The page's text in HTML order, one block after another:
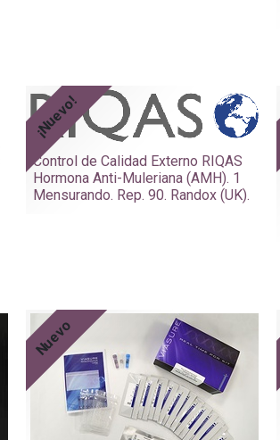
Control de Calidad Externo RIQAS
Hormona Anti-Muleriana (AMH). 1
Mensurando. Rep. 90. Randox (UK).
¡Nuevo!
Nuevo